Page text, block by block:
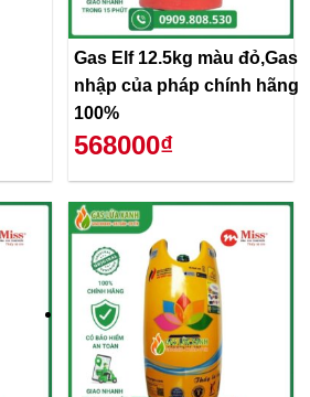
Gas Elf 12.5kg màu đỏ,Gas
nhập của pháp chính hãng
100%
568000₫